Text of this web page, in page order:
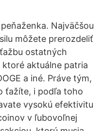
Najväčšou
môžete prerozdeliť
ostatných
aktuálne patria
a iné. Práve tým,
ťažíte, i podľa toho
vysokú efektivitu
v ľubovoľnej